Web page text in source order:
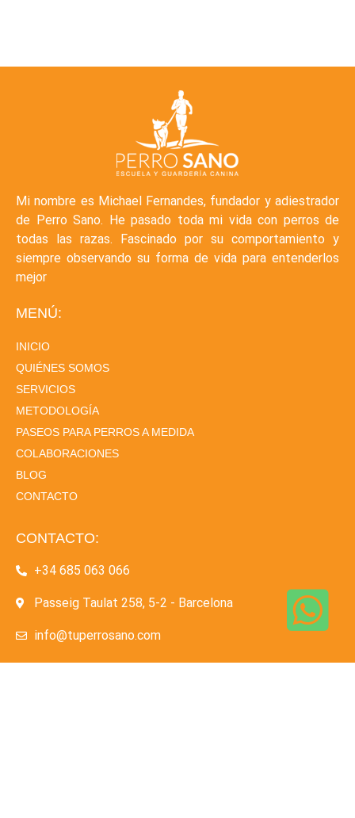
Mi nombre es Michael Fernandes, fundador y adiestrador
de Perro Sano. He pasado toda mi vida con perros de
todas las razas. Fascinado por su comportamiento y
siempre observando su forma de vida para entenderlos
mejor
MENÚ:
INICIO
QUIÉNES SOMOS
SERVICIOS
METODOLOGÍA
PASEOS PARA PERROS A MEDIDA
COLABORACIONES
BLOG
CONTACTO
CONTACTO:
+34 685 063 066
Passeig Taulat 258, 5-2 - Barcelona
info@tuperrosano.com